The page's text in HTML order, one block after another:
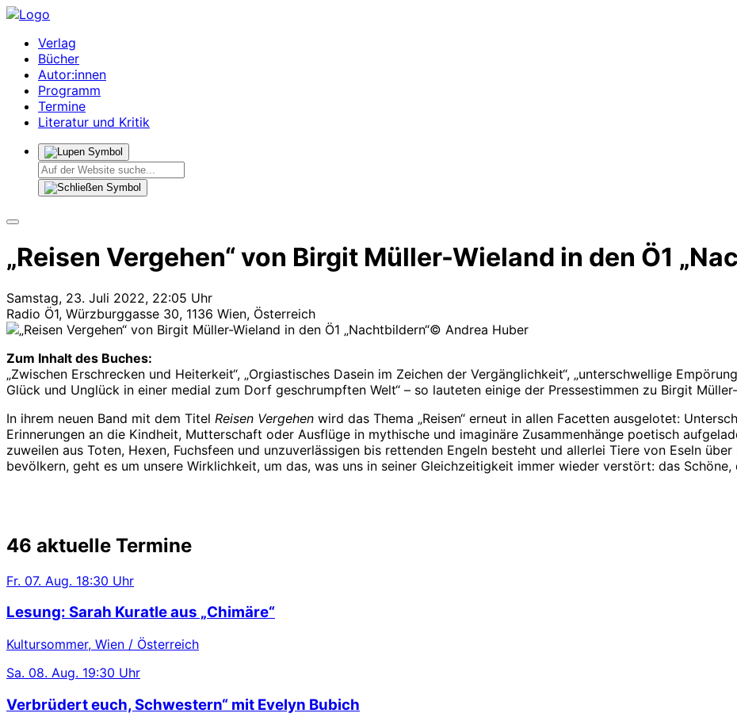
Verlag
Bücher
Autor:innen
Programm
Termine
Literatur und Kritik
„Reisen Vergehen“ von Birgit Müller-Wieland in den Ö1
Samstag, 23. Juli 2022, 22:05 Uhr
Radio Ö1, Würzburggasse 30, 1136 Wien, Österreich
© Andrea Huber
Zum Inhalt des Buches:
„Zwischen Erschrecken und Heiterkeit“, „Orgiastisches Dasein im Zeichen der Vergänglichkeit“, „unterschwellige
Glück und Unglück in einer medial zum Dorf geschrumpften Welt“ – so lauteten einige der Pressestimmen zu Birgit
In ihrem neuen Band mit dem Titel Reisen Vergehen wird das Thema „Reisen“ erneut in allen Facetten ausgelotet:
Erinnerungen an die Kindheit, Mutterschaft oder Ausflüge in mythische und imaginäre Zusammenhänge poetisch
zuweilen aus Toten, Hexen, Fuchsfeen und unzuverlässigen bis rettenden Engeln besteht und allerlei Tiere von Eseln
bevölkern, geht es um unsere Wirklichkeit, um das, was uns in seiner Gleichzeitigkeit immer wieder verstört: das Schöne,
46 aktuelle Termine
Fr. 07. Aug. 18:30 Uhr
Lesung: Sarah Kuratle aus „Chimäre“
Kultursommer, Wien / Österreich
Sa. 08. Aug. 19:30 Uhr
Verbrüdert euch, Schwestern“ mit Evelyn Bubich